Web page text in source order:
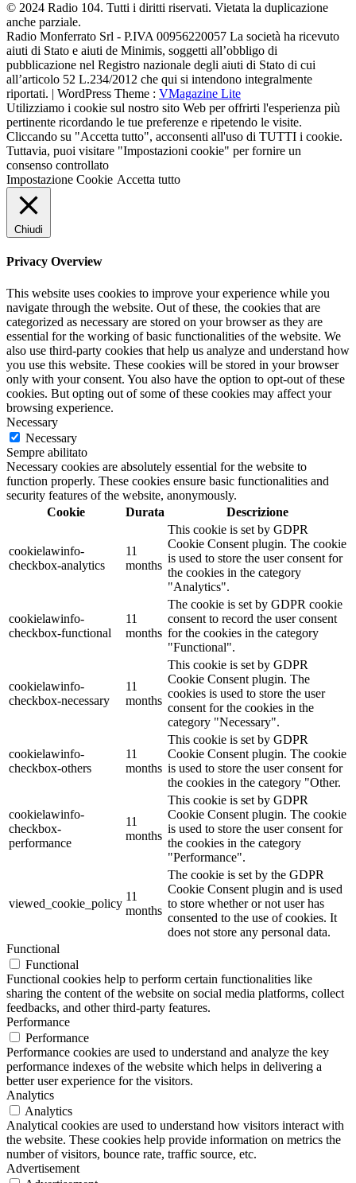
© 2024 Radio 104. Tutti i diritti riservati. Vietata la duplicazione
anche parziale.
Radio Monferrato Srl - P.IVA 00956220057 La società ha ricevuto
aiuti di Stato e aiuti de Minimis, soggetti all’obbligo di
pubblicazione nel Registro nazionale degli aiuti di Stato di cui
all’articolo 52 L.234/2012 che qui si intendono integralmente
riportati. | WordPress Theme : VMagazine Lite
Utilizziamo i cookie sul nostro sito Web per offrirti l'esperienza più
pertinente ricordando le tue preferenze e ripetendo le visite.
Cliccando su "Accetta tutto", acconsenti all'uso di TUTTI i cookie.
Tuttavia, puoi visitare "Impostazioni cookie" per fornire un
consenso controllato
Impostazione Cookie Accetta tutto
Chiudi
Privacy Overview
This website uses cookies to improve your experience while you
navigate through the website. Out of these, the cookies that are
categorized as necessary are stored on your browser as they are
essential for the working of basic functionalities of the website. We
also use third-party cookies that help us analyze and understand how
you use this website. These cookies will be stored in your browser
only with your consent. You also have the option to opt-out of these
cookies. But opting out of some of these cookies may affect your
browsing experience.
Necessary
Necessary
Sempre abilitato
Necessary cookies are absolutely essential for the website to
function properly. These cookies ensure basic functionalities and
security features of the website, anonymously.
Cookie
Durata Descrizione
cookielawinfo-
checkbox-analytics
11
months
This cookie is set by GDPR
Cookie Consent plugin. The cookie
is used to store the user consent for
the cookies in the category
"Analytics".
cookielawinfo-
checkbox-functional
11
months
The cookie is set by GDPR cookie
consent to record the user consent
for the cookies in the category
"Functional".
cookielawinfo-
checkbox-necessary
11
months
This cookie is set by GDPR
Cookie Consent plugin. The
cookies is used to store the user
consent for the cookies in the
category "Necessary".
cookielawinfo-
checkbox-others
11
months
This cookie is set by GDPR
Cookie Consent plugin. The cookie
is used to store the user consent for
the cookies in the category "Other.
cookielawinfo-
checkbox-
performance
11
months
This cookie is set by GDPR
Cookie Consent plugin. The cookie
is used to store the user consent for
the cookies in the category
"Performance".
viewed_cookie_policy
11
months
The cookie is set by the GDPR
Cookie Consent plugin and is used
to store whether or not user has
consented to the use of cookies. It
does not store any personal data.
Functional
Functional
Functional cookies help to perform certain functionalities like
sharing the content of the website on social media platforms, collect
feedbacks, and other third-party features.
Performance
Performance
Performance cookies are used to understand and analyze the key
performance indexes of the website which helps in delivering a
better user experience for the visitors.
Analytics
Analytics
Analytical cookies are used to understand how visitors interact with
the website. These cookies help provide information on metrics the
number of visitors, bounce rate, traffic source, etc.
Advertisement